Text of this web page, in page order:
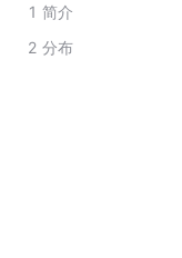
1 简介
2 分布